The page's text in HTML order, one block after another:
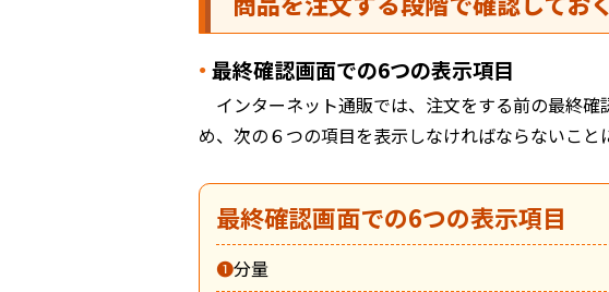
最終確認画面での6つの表示項目
インターネット通販では、注文をする前の最終
め、次の６つの項目を表示しなければならないこと
最終確認画面での6つの表示項目
❶分量